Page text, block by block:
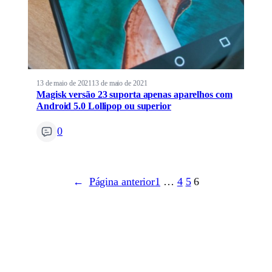
13 de maio de 2021 13 de maio de 2021
Magisk versão 23 suporta apenas aparelhos com
Android 5.0 Lollipop ou superior
0
← Página anterior1 … 4 5 6